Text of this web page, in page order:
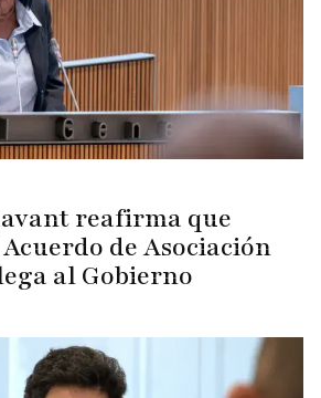
reafirma que
de Asociación
al Gobierno